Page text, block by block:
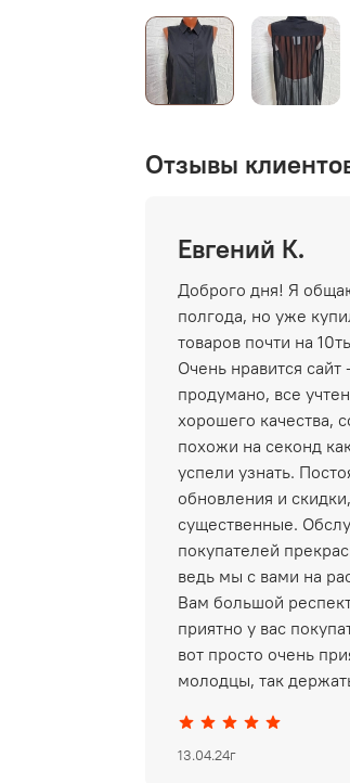
Отзывы
Евгений К.
Доброго дня! Я
полгода, но уже
товаров почти на
Очень нравится сайт
продумано, все
хорошего качества,
похожи на секонд
успели узнать.
обновления и
существенные.
покупателей
ведь мы с вами на
Вам большой
приятно у вас
вот просто очень
молодцы, так
13.04.24г